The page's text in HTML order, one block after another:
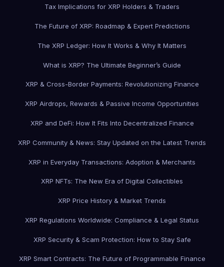
Tax Implications for XRP Holders & Traders
The Future of XRP: Roadmap & Expert Predictions
The XRP Ledger: How It Works & Why It Matters
What is XRP? The Ultimate Beginner’s Guide
XRP & Cross-Border Payments: Revolutionizing Finance
XRP Airdrops, Rewards & Passive Income Opportunities
XRP and DeFi: How It Fits Into Decentralized Finance
XRP Community & News: Stay Updated on the Latest Trends
XRP in Everyday Transactions: Adoption & Merchants
XRP NFTs: The New Era of Digital Collectibles
XRP Price History & Market Trends
XRP Regulations Worldwide: Compliance & Legal Status
XRP Security & Scam Protection: How to Stay Safe
XRP Smart Contracts: The Future of Programmable Finance